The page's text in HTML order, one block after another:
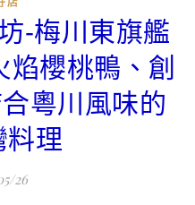
店
-梅川東旗艦
櫻桃鴨、創
粵川風味的
料理
26